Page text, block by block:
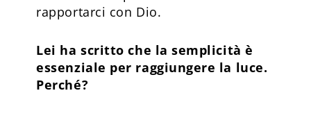
rapportarci con Dio.
Lei ha scritto che la semplicità è
essenziale per raggiungere la luce.
Perché?